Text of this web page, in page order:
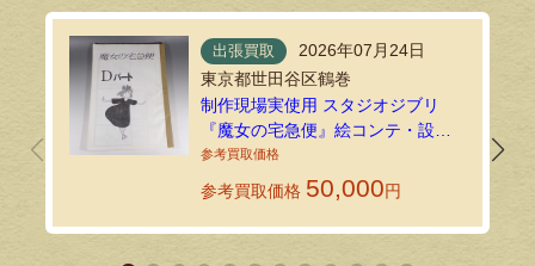
出張買取
2026年07月24日
東京都世田谷区鶴巻
制作現場実使用 スタジオジブリ
『魔女の宅急便』絵コンテ・設定
資料134枚を出張買取しました！
参考買取価格 50,000円